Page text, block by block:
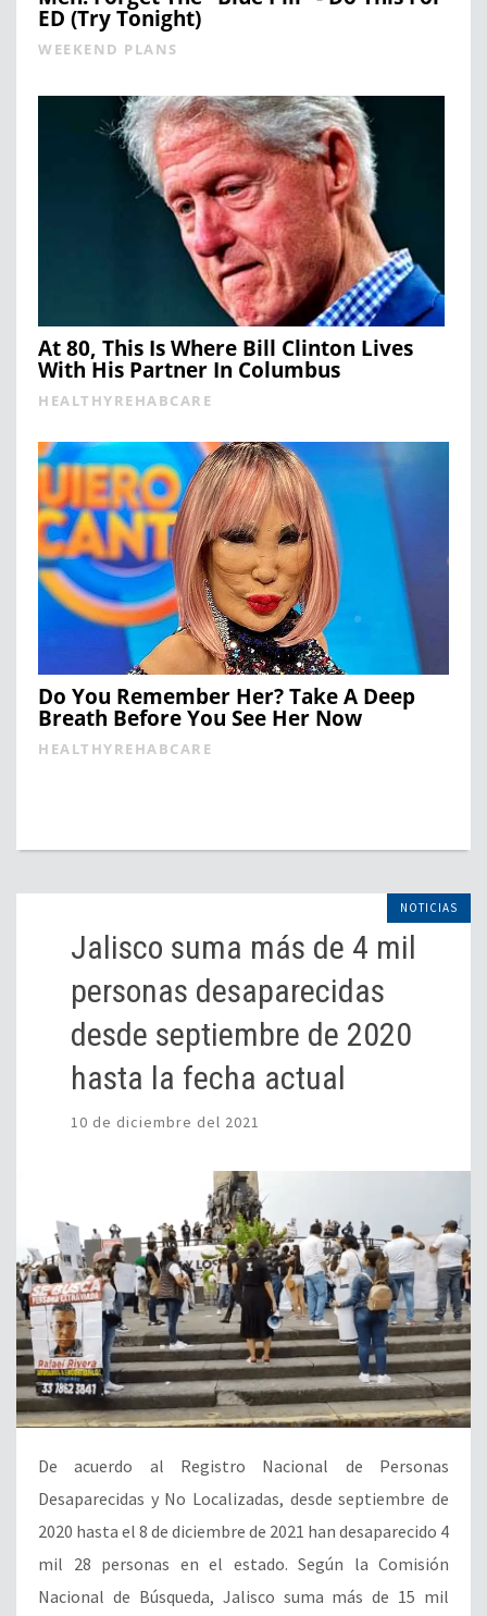
ED (Try Tonight)
WEEKEND PLANS
At 80, This Is Where Bill Clinton Lives
With His Partner In Columbus
HEALTHYREHABCARE
Do You Remember Her? Take A Deep
Breath Before You See Her Now
HEALTHYREHABCARE
NOTICIAS
Jalisco suma más de 4 mil
personas desaparecidas
desde septiembre de 2020
hasta la fecha actual
10 de diciembre del 2021
De acuerdo al Registro Nacional de Personas
Desaparecidas y No Localizadas, desde septiembre de
2020 hasta el 8 de diciembre de 2021 han desaparecido 4
mil 28 personas en el estado. Según la Comisión
Nacional de Búsqueda, Jalisco suma más de 15 mil